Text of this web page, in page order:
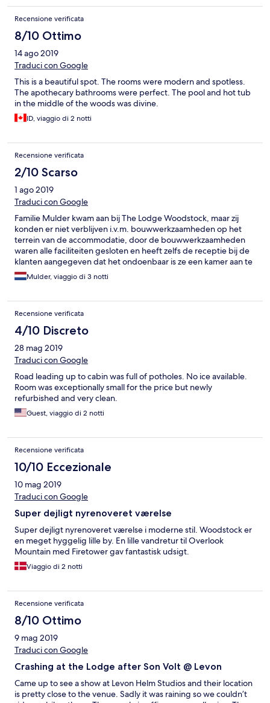
Recensione verificata
8/10 Ottimo
14 ago 2019
Traduci con Google
This is a beautiful spot. The rooms were modern and spotless.
The apothecary bathrooms were perfect. The pool and hot tub
in the middle of the woods was divine.
ID, viaggio di 2 notti
Recensione verificata
2/10 Scarso
1 ago 2019
Traduci con Google
Familie Mulder kwam aan bij The Lodge Woodstock, maar zij
konden er niet verblijven i.v.m. bouwwerkzaamheden op het
terrein van de accommodatie, door de bouwwerkzaamheden
waren alle faciliteiten gesloten en heeft zelfs de receptie bij de
klanten aangegeven dat het ondoenbaar is ze een kamer aan te
bieden. Familie Mulder is vervolgens verplaatst naar een
mindere accommodatie; het Dylan Hotel wat langs een snelweg
Mulder, viaggio di 3 notti
Recensione verificata
4/10 Discreto
28 mag 2019
Traduci con Google
Road leading up to cabin was full of potholes. No ice available.
Room was exceptionally small for the price but newly
refurbished and very clean.
Guest, viaggio di 2 notti
Recensione verificata
10/10 Eccezionale
10 mag 2019
Traduci con Google
Super dejligt nyrenoveret værelse
Super dejligt nyrenoveret værelse i moderne stil. Woodstock er
en meget hyggelig lille by. En lille vandretur til Overlook
Mountain med Firetower gav fantastisk udsigt.
Viaggio di 2 notti
Recensione verificata
8/10 Ottimo
9 mag 2019
Traduci con Google
Crashing at the Lodge after Son Volt @ Levon
Came up to see a show at Levon Helm Studios and their location
is pretty close to the venue. Sadly it was raining so we couldn’t